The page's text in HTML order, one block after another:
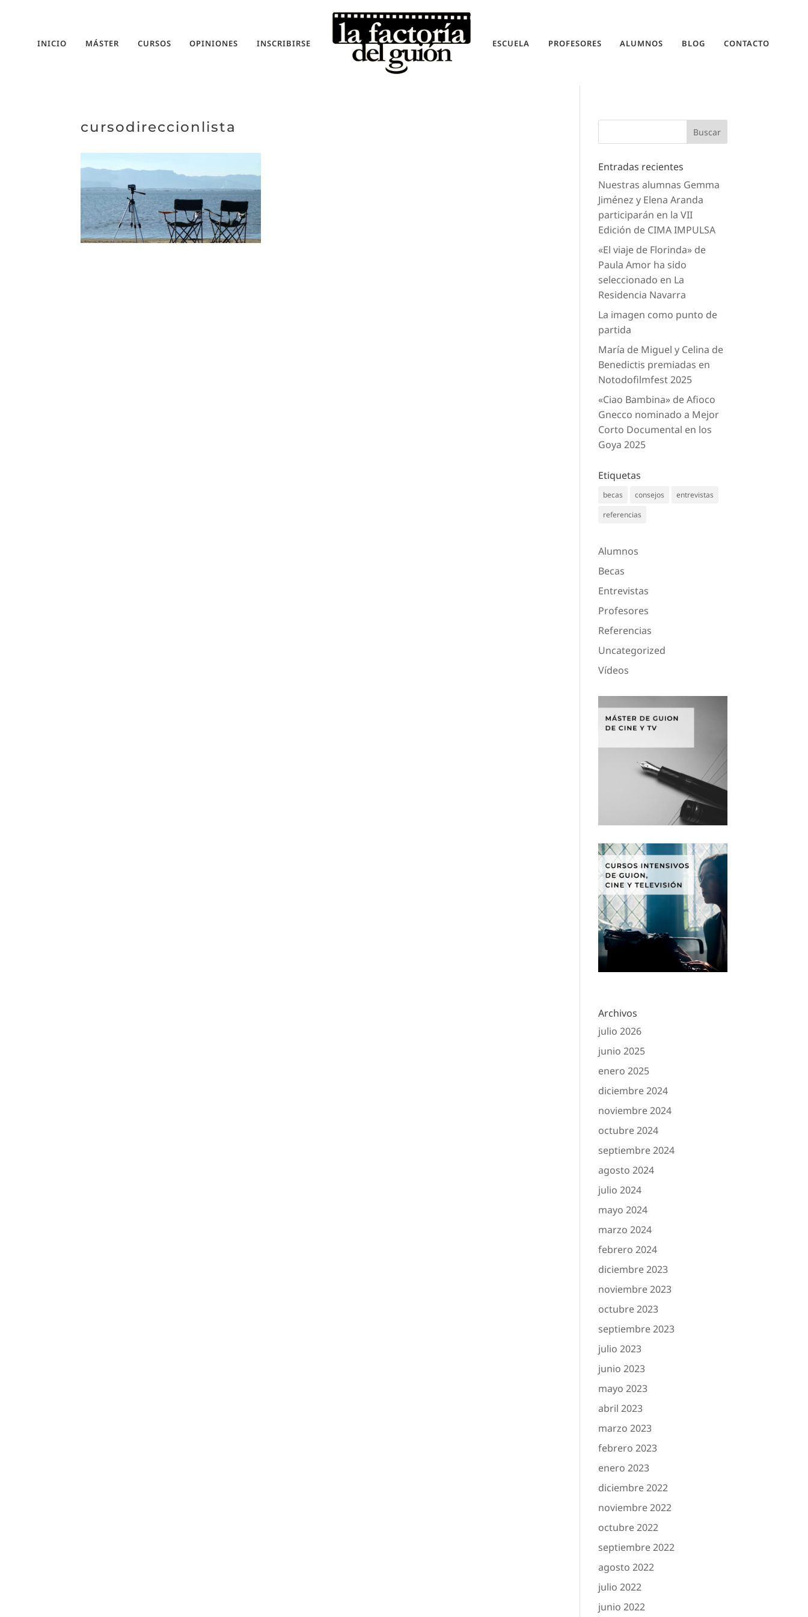
INICIO MÁSTER CURSOS OPINIONES INSCRIBIRSE ESCUELA PROFESORES ALUMNOS BLOG CONTACTO
cursodireccionlista
Entradas recientes
Nuestras alumnas Gemma
Jiménez y Elena Aranda
participarán en la VII
Edición de CIMA IMPULSA
«El viaje de Florinda» de
Paula Amor ha sido
seleccionado en La
Residencia Navarra
La imagen como punto de
partida
María de Miguel y Celina de
Benedictis premiadas en
Notodofilmfest 2025
«Ciao Bambina» de Afioco
Gnecco nominado a Mejor
Corto Documental en los
Goya 2025
Etiquetas
becas consejos
entrevistas
referencias
Alumnos
Becas
Entrevistas
Profesores
Referencias
Uncategorized
Vídeos
Archivos
julio 2026
junio 2025
enero 2025
diciembre 2024
noviembre 2024
octubre 2024
septiembre 2024
agosto 2024
julio 2024
mayo 2024
marzo 2024
febrero 2024
diciembre 2023
noviembre 2023
octubre 2023
septiembre 2023
julio 2023
junio 2023
mayo 2023
abril 2023
marzo 2023
febrero 2023
enero 2023
diciembre 2022
noviembre 2022
octubre 2022
septiembre 2022
agosto 2022
julio 2022
junio 2022